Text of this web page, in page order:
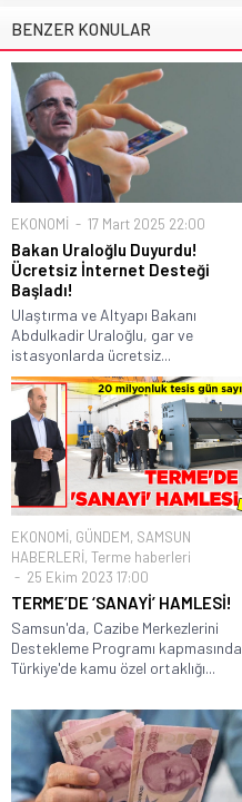
BENZER KONULAR
EKONOMİ 17 Mart 2025 22:00
Bakan Uraloğlu Duyurdu!
Ücretsiz İnternet Desteği
Başladı!
Ulaştırma ve Altyapı Bakanı
Abdulkadir Uraloğlu, gar ve
istasyonlarda ücretsiz...
EKONOMİ, GÜNDEM, SAMSUN
HABERLERİ, Terme haberleri
25 Ekim 2023 17:00
TERME’DE ‘SANAYİ’ HAMLESİ!
Samsun'da, Cazibe Merkezlerini
Destekleme Programı kapmasında
Türkiye'de kamu özel ortaklığı...